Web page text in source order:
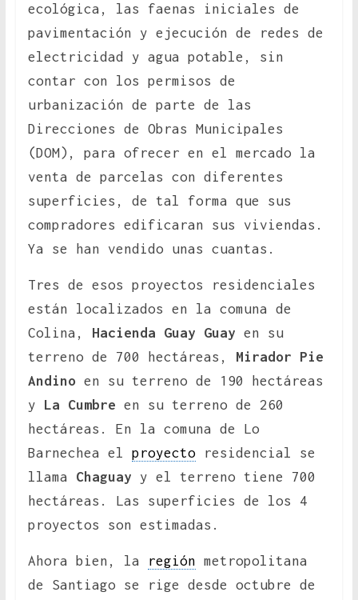
ecológica, las faenas iniciales de
pavimentación y ejecución de redes de
electricidad y agua potable, sin
contar con los permisos de
urbanización de parte de las
Direcciones de Obras Municipales
(DOM), para ofrecer en el mercado la
venta de parcelas con diferentes
superficies, de tal forma que sus
compradores edificaran sus viviendas.
Ya se han vendido unas cuantas.
Tres de esos proyectos residenciales
están localizados en la comuna de
Colina, Hacienda Guay Guay en su
terreno de 700 hectáreas, Mirador Pie
Andino en su terreno de 190 hectáreas
y La Cumbre en su terreno de 260
hectáreas. En la comuna de Lo
Barnechea el proyectoresidencial se
llama Chaguay y el terreno tiene 700
hectáreas. Las superficies de los 4
proyectos son estimadas.
Ahora bien, la región metropolitana
de Santiago se rige desde octubre de